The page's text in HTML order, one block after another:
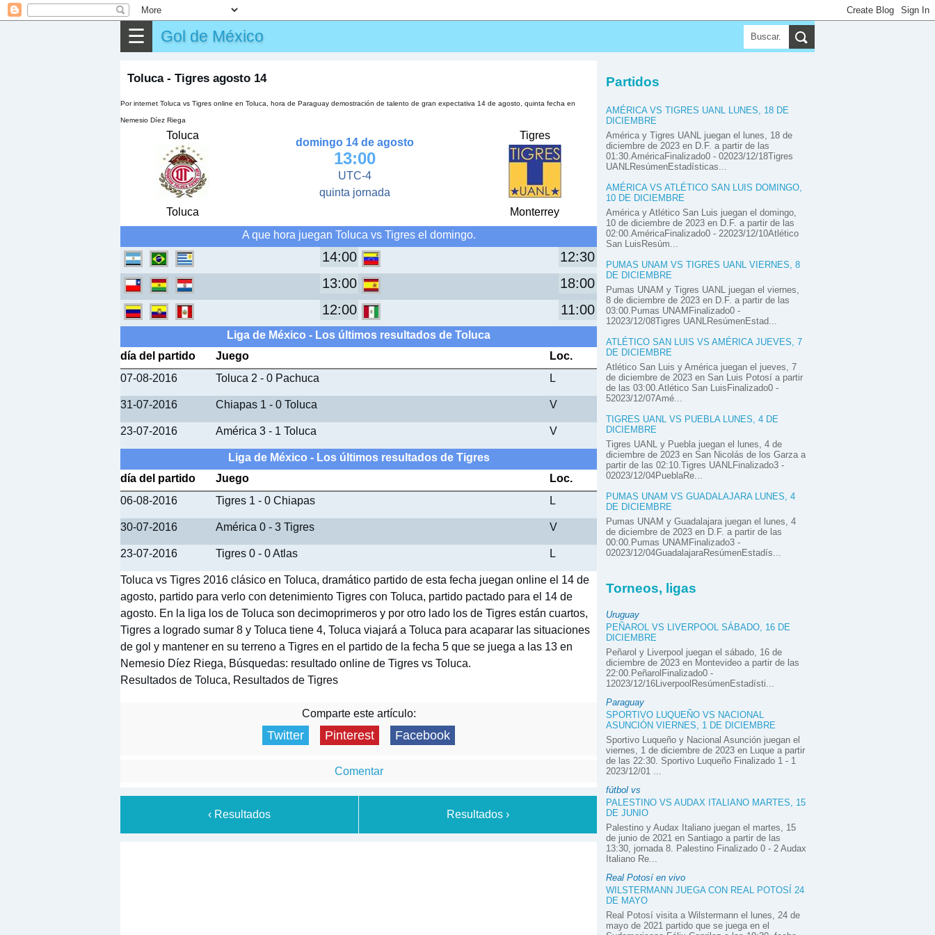
☰ Gol de México
Toluca - Tigres agosto 14
Por internet Toluca vs Tigres online en Toluca, hora de Paraguay demostración de talento de gran expectativa 14 de agosto, quinta fecha en
Nemesio Díez Riega
Toluca
Toluca
domingo 14 de agosto
13:00
UTC-4
quinta jornada
Tigres
Monterrey
A que hora juegan Toluca vs Tigres el domingo.
14:00
12:30
13:00
18:00
12:00
11:00
Liga de México - Los últimos resultados de Toluca
día del partido
Juego
Loc.
07-08-2016
Toluca 2 - 0 Pachuca L
31-07-2016 Chiapas 1 - 0 Toluca V
23-07-2016 América 3 - 1 Toluca V
Liga de México - Los últimos resultados de Tigres
día del partido
Juego
Loc.
06-08-2016
Tigres 1 - 0 Chiapas L
30-07-2016 América 0 - 3 Tigres V
23-07-2016 Tigres 0 - 0 Atlas L
Toluca vs Tigres 2016 clásico en Toluca, dramático partido de esta fecha juegan online el 14 de
agosto, partido para verlo con detenimiento Tigres con Toluca, partido pactado para el 14 de
agosto. En la liga los de Toluca son decimoprimeros y por otro lado los de Tigres están cuartos,
Tigres a logrado sumar 8 y Toluca tiene 4, Toluca viajará a Toluca para acaparar las situaciones
de gol y mantener en su terreno a Tigres en el partido de la fecha 5 que se juega a las 13 en
Nemesio Díez Riega, Búsquedas: resultado online de Tigres vs Toluca.
Resultados de Toluca, Resultados de Tigres
Comparte este artículo:
Twitter Pinterest Facebook
Comentar
‹ Resultados Resultados ›
Partidos
AMÉRICA VS TIGRES UANL LUNES, 18 DE
DICIEMBRE
América y Tigres UANL juegan el lunes, 18 de
diciembre de 2023 en D.F. a partir de las
01:30.AméricaFinalizado0 - 02023/12/18Tigres
UANLResúmenEstadísticas...
AMÉRICA VS ATLÉTICO SAN LUIS DOMINGO,
10 DE DICIEMBRE
América y Atlético San Luis juegan el domingo,
10 de diciembre de 2023 en D.F. a partir de las
02:00.AméricaFinalizado0 - 22023/12/10Atlético
San LuisResúm...
PUMAS UNAM VS TIGRES UANL VIERNES, 8
DE DICIEMBRE
Pumas UNAM y Tigres UANL juegan el viernes,
8 de diciembre de 2023 en D.F. a partir de las
03:00.Pumas UNAMFinalizado0 -
12023/12/08Tigres UANLResúmenEstad...
ATLÉTICO SAN LUIS VS AMÉRICA JUEVES, 7
DE DICIEMBRE
Atlético San Luis y América juegan el jueves, 7
de diciembre de 2023 en San Luis Potosí a partir
de las 03:00.Atlético San LuisFinalizado0 -
52023/12/07Amé...
TIGRES UANL VS PUEBLA LUNES, 4 DE
DICIEMBRE
Tigres UANL y Puebla juegan el lunes, 4 de
diciembre de 2023 en San Nicolás de los Garza a
partir de las 02:10.Tigres UANLFinalizado3 -
02023/12/04PueblaRe...
PUMAS UNAM VS GUADALAJARA LUNES, 4
DE DICIEMBRE
Pumas UNAM y Guadalajara juegan el lunes, 4
de diciembre de 2023 en D.F. a partir de las
00:00.Pumas UNAMFinalizado3 -
02023/12/04GuadalajaraResúmenEstadís...
Torneos, ligas
Uruguay
PEÑAROL VS LIVERPOOL SÁBADO, 16 DE
DICIEMBRE
Peñarol y Liverpool juegan el sábado, 16 de
diciembre de 2023 en Montevideo a partir de las
22:00.PeñarolFinalizado0 -
12023/12/16LiverpoolResúmenEstadísti...
Paraguay
SPORTIVO LUQUEÑO VS NACIONAL
ASUNCIÓN VIERNES, 1 DE DICIEMBRE
Sportivo Luqueño y Nacional Asunción juegan el
viernes, 1 de diciembre de 2023 en Luque a partir
de las 22:30. Sportivo Luqueño Finalizado 1 - 1
2023/12/01 ...
fútbol vs
PALESTINO VS AUDAX ITALIANO MARTES, 15
DE JUNIO
Palestino y Audax Italiano juegan el martes, 15
de junio de 2021 en Santiago a partir de las
13:30, jornada 8. Palestino Finalizado 0 - 2 Audax
Italiano Re...
Real Potosí en vivo
WILSTERMANN JUEGA CON REAL POTOSÍ 24
DE MAYO
Real Potosí visita a Wilstermann el lunes, 24 de
mayo de 2021 partido que se juega en el
▶ Partidos
✎ Otros